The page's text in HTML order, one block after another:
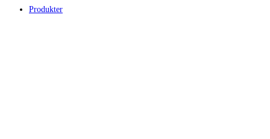
Produkter